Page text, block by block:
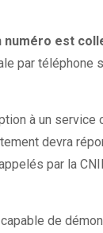
numéro est
par téléphone
à un service
devra
par la
de